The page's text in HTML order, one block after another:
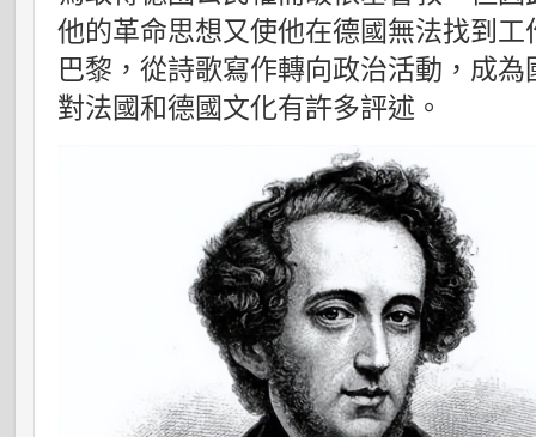
他的革命思想又使他在德國無法找到
巴黎，從詩歌寫作轉向政治活動，成
對法國和德國文化有許多評述。